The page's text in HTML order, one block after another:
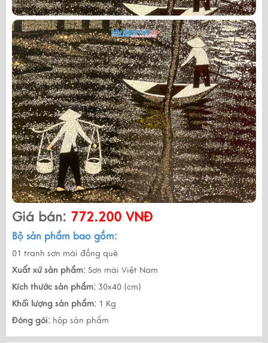
Giá bán: 772.200 VNĐ
Bộ sản phẩm bao gồm:
01 tranh sơn mài đồng quê
Xuất xứ sản phẩm: Sơn mài Việt Nam
Kích thước sản phẩm: 30x40 (cm)
Khối lượng sản phẩm: 1 Kg
Đóng gói: hộp sản phẩm